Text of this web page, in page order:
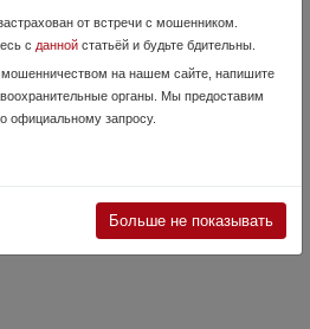
в 2010г. настрел минимальный
не используется, Оформление в
от встречи с мошенником.
с даннойстатьёй и будьте бдительны.
мошенничеством на нашем сайте, напишите
органы. Мы предоставим
официальному запросу.
Больше не показывать